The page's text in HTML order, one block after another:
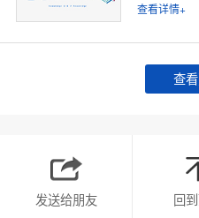
查看详情+
查
发送给朋友 回